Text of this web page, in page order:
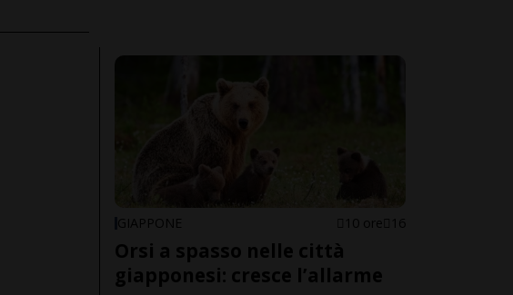
GIAPPONE 10 ore 16
Orsi a spasso nelle città
giapponesi: cresce l’allarme